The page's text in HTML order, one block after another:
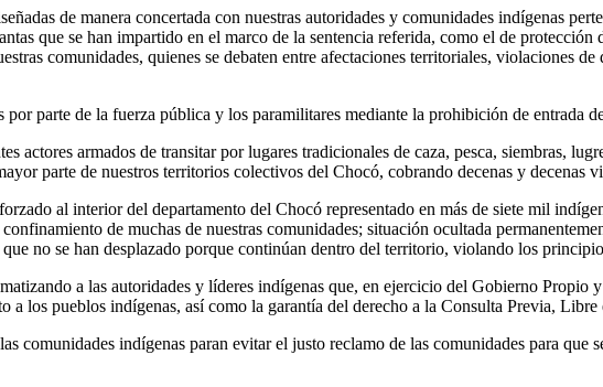
de manera concertada con nuestras autoridades y comunidades indígenas
que se han impartido en el marco de la sentencia referida, como el de
comunidades, quienes se debaten entre afectaciones territoriales, violaciones
parte de la fuerza pública y los paramilitares mediante la prohibición de entrada
actores armados de transitar por lugares tradicionales de caza, pesca, siembras,
parte de nuestros territorios colectivos del Chocó, cobrando decenas y decenas
al interior del departamento del Chocó representado en más de siete mil
de muchas de nuestras comunidades; situación ocultada
no se han desplazado porque continúan dentro del territorio, violando los
a las autoridades y líderes indígenas que, en ejercicio del Gobierno
a los pueblos indígenas, así como la garantía del derecho a la Consulta Previa, Libre
comunidades indígenas paran evitar el justo reclamo de las comunidades para